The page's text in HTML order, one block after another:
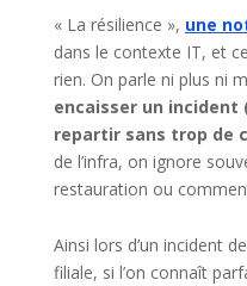
« La résilience », une
dans le contexte IT, et
rien. On parle ni plus ni
encaisser un
repartir sans trop de
de l’infra, on ignore
restauration ou
Ainsi lors d’un incident
filiale, si l’on connaît